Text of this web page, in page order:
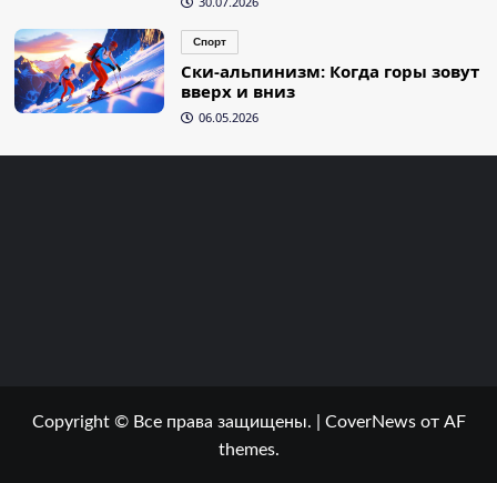
Спорт
Ски-альпинизм: Когда горы зовут
вверх и вниз
06.05.2026
Copyright © Все права защищены. CoverNewsот AF
themes.